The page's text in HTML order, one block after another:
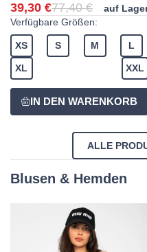
39,30 €77,40 €
auf
Verfügbare Größen:
XS S M L
XL XXL
ALLE
Blusen & Hemden